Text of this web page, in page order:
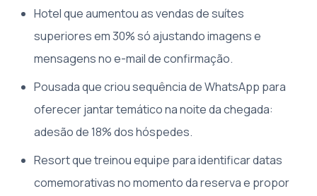
Hotel que aumentou as vendas de suítes
superiores em 30% só ajustando imagens e
mensagens no e-mail de confirmação.
Pousada que criou sequência de WhatsApp para
oferecer jantar temático na noite da chegada:
adesão de 18% dos hóspedes.
Resort que treinou equipe para identificar datas
comemorativas no momento da reserva e propor